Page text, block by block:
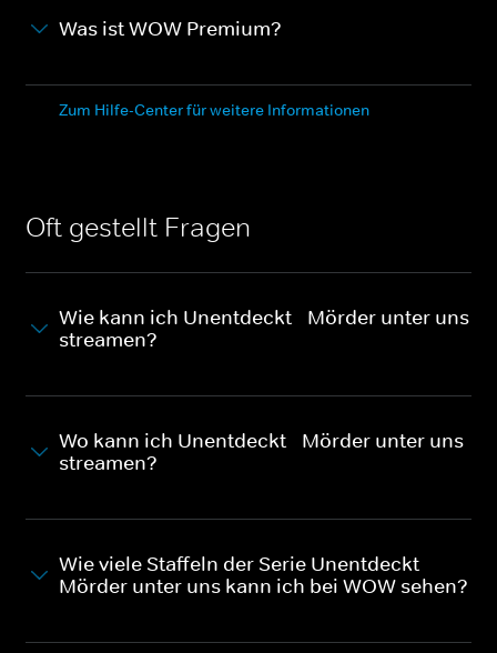
Was ist WOW Premium?
Zum Hilfe-Center für weitere Informationen
Oft gestellt Fragen
Wie kann ich Unentdeckt - Mörder unter uns
streamen?
Wo kann ich Unentdeckt - Mörder unter uns
streamen?
Wie viele Staffeln der Serie Unentdeckt -
Mörder unter uns kann ich bei WOW sehen?